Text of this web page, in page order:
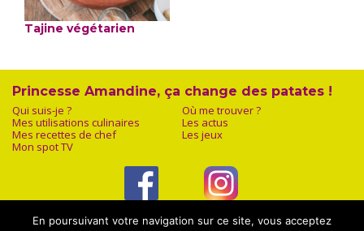
Tajine végétarien
Princesse Amandine, ça change des patates !
Qui suis-je ?
Où me trouver ?
Mes utilisations culinaires
Les actus
Mes recettes de chef
Les jeux
Mon spot TV
En poursuivant votre navigation sur ce site, vous acceptez